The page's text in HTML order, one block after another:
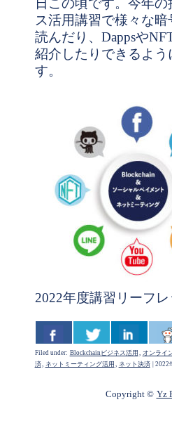
日この頃です。今年
ス活用講習で様々な
読んだり、Dappsや
紹介したりできるよ
す。
2022年度講習リーフ
Filed under: Blockchainビジネス活用 , オンライ
済, ネットミーティング活用 , ネット決済 2022
Copyright © Yz